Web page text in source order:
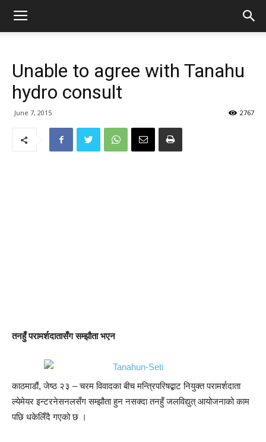
Unable to agree with Tanahu
hydro consult
June 7, 2015 2767
तनहुँ परामर्शदातासँग सम्झौता भएन
काठमाडौं, जेष्ठ २३ – चरम विवादका बीच मन्त्रिपरिषद्बाट नियुक्त परामर्शदाता
ल्येमेयर इन्टरनेसनलसँग सम्झौता हुन नसक्दा तनहुँ जलविद्युत् आयोजनाको काम
पछि धकेलिँदै गएको छ ।